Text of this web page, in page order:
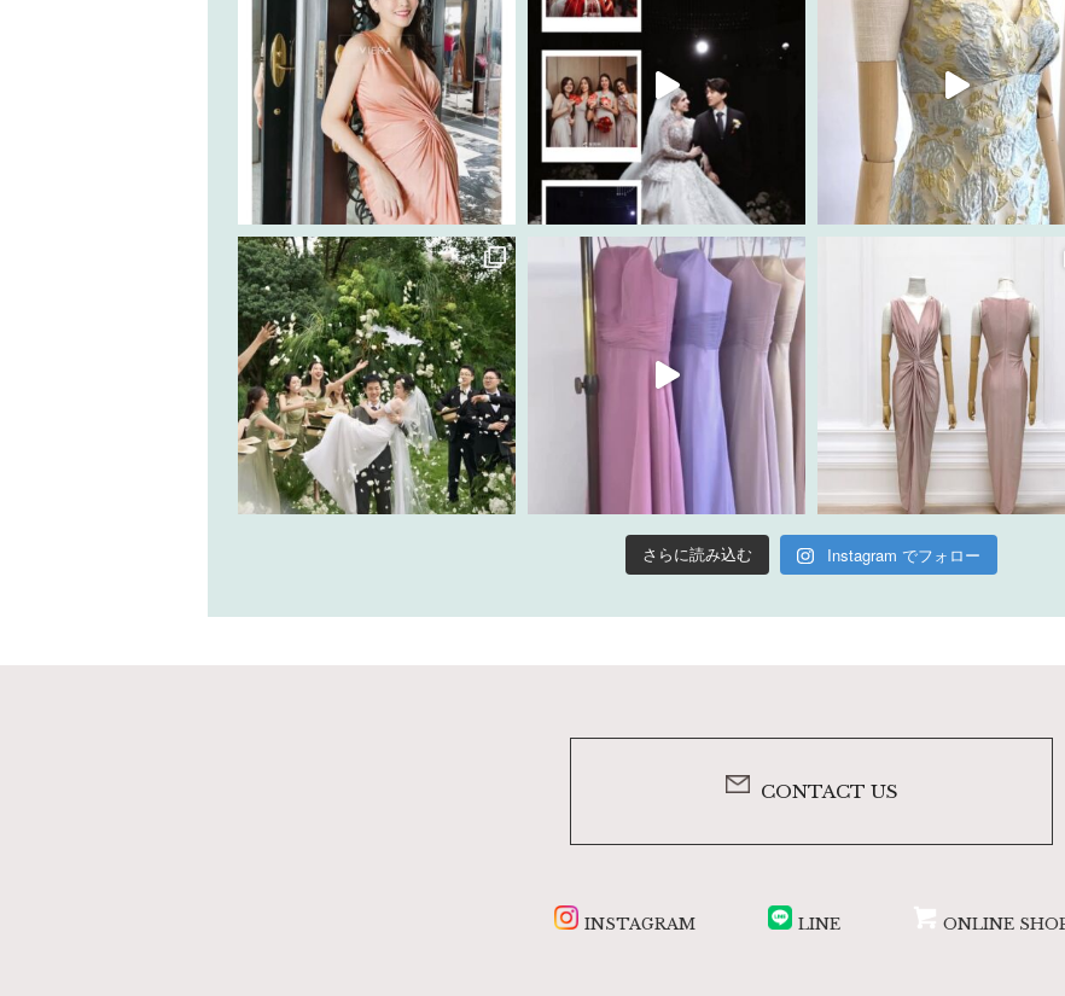
さらに読み込む Instagram でフォロー
CONTACT US
INSTAGRAM LINE ONLINE